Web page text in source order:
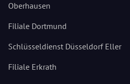
Oberhausen
Filiale Dortmund
Schlüsseldienst Düsseldorf Eller
Filiale Erkrath